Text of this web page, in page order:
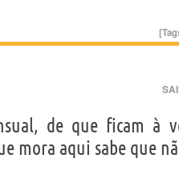
de que ficam à
mora aqui sabe que